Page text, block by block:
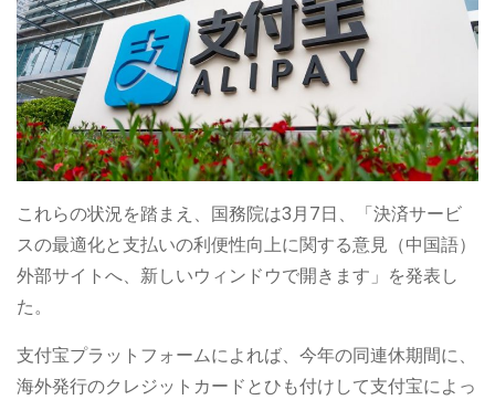
これらの状況を踏まえ、国務院は3月7日、「決済サービ
スの最適化と支払いの利便性向上に関する意見（中国語）
外部サイトへ、新しいウィンドウで開きます」を発表し
た。
支付宝プラットフォームによれば、今年の同連休期間に、
海外発行のクレジットカードとひも付けして支付宝によっ